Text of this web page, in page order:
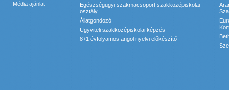
Média ajánlat
Egészségügyi szakmacsoport szakközépiskolai
osztály
Állatgondozó
Ügyviteli szakközépiskolai képzés
8+1 évfolyamos angol nyelvi előkészítő